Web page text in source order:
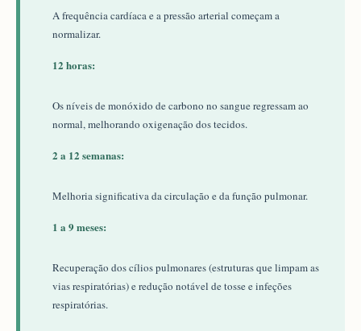
A frequência cardíaca e a pressão arterial começam a
normalizar.
12 horas:
Os níveis de monóxido de carbono no sangue regressam ao
normal, melhorando oxigenação dos tecidos.
2 a 12 semanas:
Melhoria significativa da circulação e da função pulmonar.
1 a 9 meses:
Recuperação dos cílios pulmonares (estruturas que limpam as
vias respiratórias) e redução notável de tosse e infeções
respiratórias.